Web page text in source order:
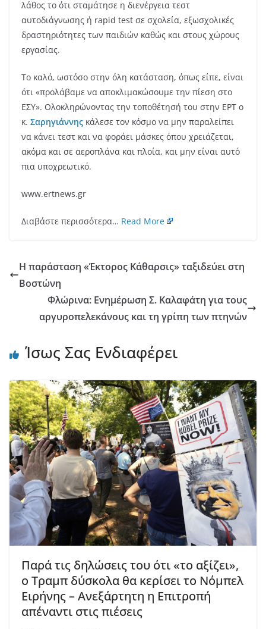
λάθος το ότι σταμάτησε η διενέργεια τεστ
αυτοδιάγνωσης ή rapid test σε σχολεία, εξωσχολικές
δραστηριότητες των παιδιών καθώς και στους χώρους
εργασίας.
Το καλό, ωστόσο στην όλη κατάσταση, όπως είπε, είναι
ότι «προλάβαμε να αποκλιμακώσουμε την πίεση στο
ΕΣΥ». Ολοκληρώνοντας την τοποθέτησή του στην ΕΡΤ ο
κ. Σαρηγιάννης κάλεσε τον κόσμο να μην παραλείπει
να κάνει τεστ και να φοράει μάσκες όπου χρειάζεται,
ακόμα και σε αεροπλάνα και πλοία, και μην είναι αυτό
πια υποχρεωτικό.
www.ertnews.gr
Διαβάστε περισσότερα… Read More
Η παράσταση «Έκτορος Κάθαρσις» ταξιδεύει στη
Βοστώνη
Φλώρινα: Ενημέρωση Σ. Καλαφάτη για τους
αργυροπελεκάνους και τη γρίπη των πτηνών
Ίσως Σας Ενδιαφέρει
Παρά τις δηλώσεις του ότι «το αξίζει»,
ο Τραμπ δύσκολα θα κερίσει το Νόμπελ
Ειρήνης – Ανεξάρτητη η Επιτροπή
απέναντι στις πιέσεις